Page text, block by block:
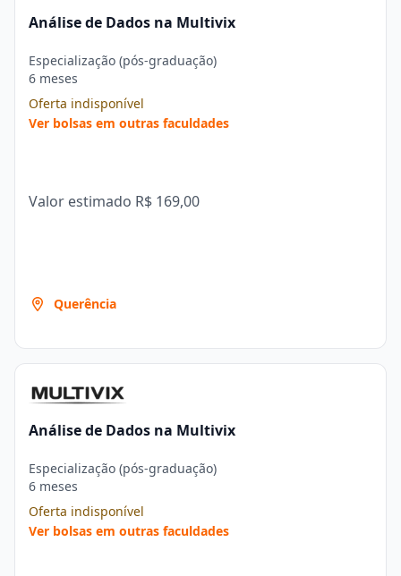
Análise de Dados na Multivix
Especialização (pós-graduação)
6 meses
Oferta indisponível
Ver bolsas em outras faculdades
Valor estimado R$ 169,00
Querência
Análise de Dados na Multivix
Especialização (pós-graduação)
6 meses
Oferta indisponível
Ver bolsas em outras faculdades